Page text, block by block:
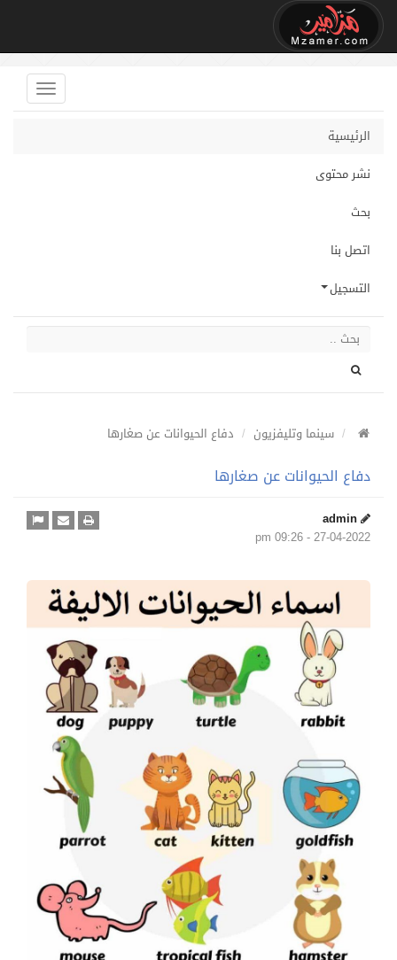
الرئيسية
نشر محتوى
بحث
اتصل بنا
التسجيل
سينما وتليفزيون دفاع الحيوانات عن صغارها
دفاع الحيوانات عن صغارها
admin
27-04-2022 - 09:26 pm